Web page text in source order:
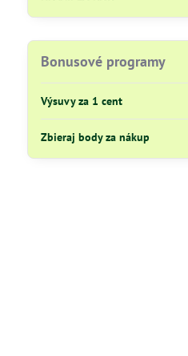
Bonusové programy
Výsuvy za 1 cent
Zbieraj body za nákup